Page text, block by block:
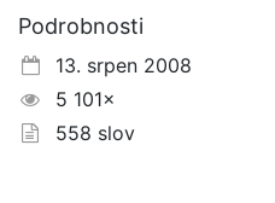
Podrobnosti
13. srpen 2008
5 101×
558 slov